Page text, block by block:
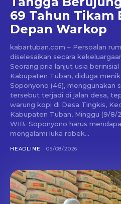
69 Tahun Tikam
Depan Warkop
kabartuban.com – Persoalan
diselesaikan secara
Seorang pria lanjut usia
Kabupaten Tuban, diduga
Soponyono (46), menggunakan sebilah
tersebut terjadi di jalan desa,
warung kopi di Desa Tingkis,
Kabupaten Tuban, Minggu (9/8/
WIB. Soponyono harus mendapat perawatan medis setelah
mengalami luka robek...
HEADLINE 09/08/2026